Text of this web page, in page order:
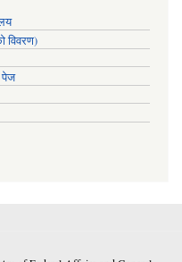
विवरण)
पेज